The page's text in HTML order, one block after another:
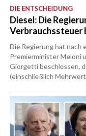
DIE ENTSCHEIDUNG
Diesel: Die
Verbrauchssteuer
Die Regierung hat nach
Premierminister Meloni
Giorgetti beschlossen,
(einschließlich